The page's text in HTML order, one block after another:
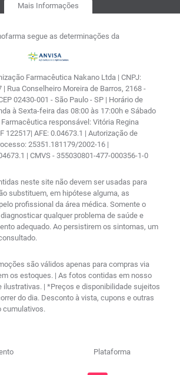
Mais Informações
segue as determinações da
Farmacêutica Nakano Ltda | CNPJ:
Rua Conselheiro Moreira de Barros, 2168 -
02430-001 - São Paulo - SP | Horário de
à Sexta-feira das 08:00 às 17:00h e Sábado
responsável: Vitória Regina
122517| AFE: 0.04673.1 | Autorização de
25351.181179/2002-16 |
| CMVS - 355030801-477-000356-1-0
neste site não devem ser usadas para
substituem, em hipótese alguma, as
profissional da área médica. Somente o
qualquer problema de saúde e
adequado. Ao persistirem os sintomas, um
são válidos apenas para compras via
os estoques. | As fotos contidas em nosso
ilustrativas. | *Preços e disponibilidade sujeitos
do dia. Desconto à vista, cupons e outras
cumulativos.
Plataforma